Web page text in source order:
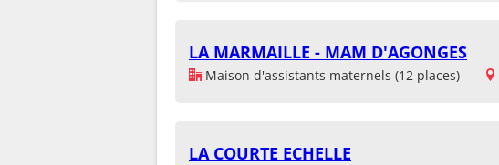
LA MARMAILLE - MAM D'AGONGES
Maison d'assistants maternels (12 places)
LA COURTE ECHELLE